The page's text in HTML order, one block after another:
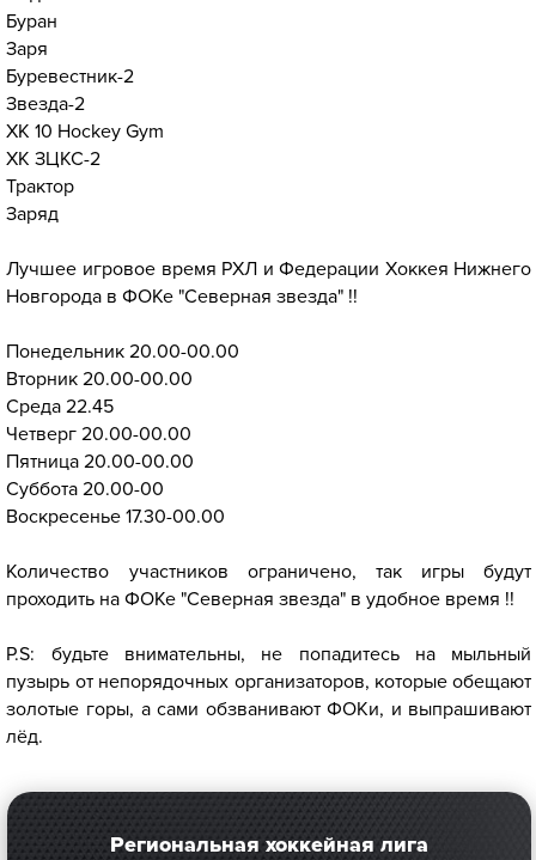
Буран
Заря
Буревестник-2
Звезда-2
ХК 10 Hockey Gym
ХК ЗЦКС-2
Трактор
Заряд
Лучшее игровое время РХЛ и Федерации Хоккея Нижнего
Новгорода в ФОКе "Северная звезда" !!
Понедельник 20.00-00.00
Вторник 20.00-00.00
Среда 22.45
Четверг 20.00-00.00
Пятница 20.00-00.00
Суббота 20.00-00
Воскресенье 17.30-00.00
Количество участников ограничено, так игры будут
проходить на ФОКе "Северная звезда" в удобное время !!
P.S: будьте внимательны, не попадитесь на мыльный
пузырь от непорядочных организаторов, которые обещают
золотые горы, а сами обзванивают ФОКи, и выпрашивают
лёд.
Региональная хоккейная лига